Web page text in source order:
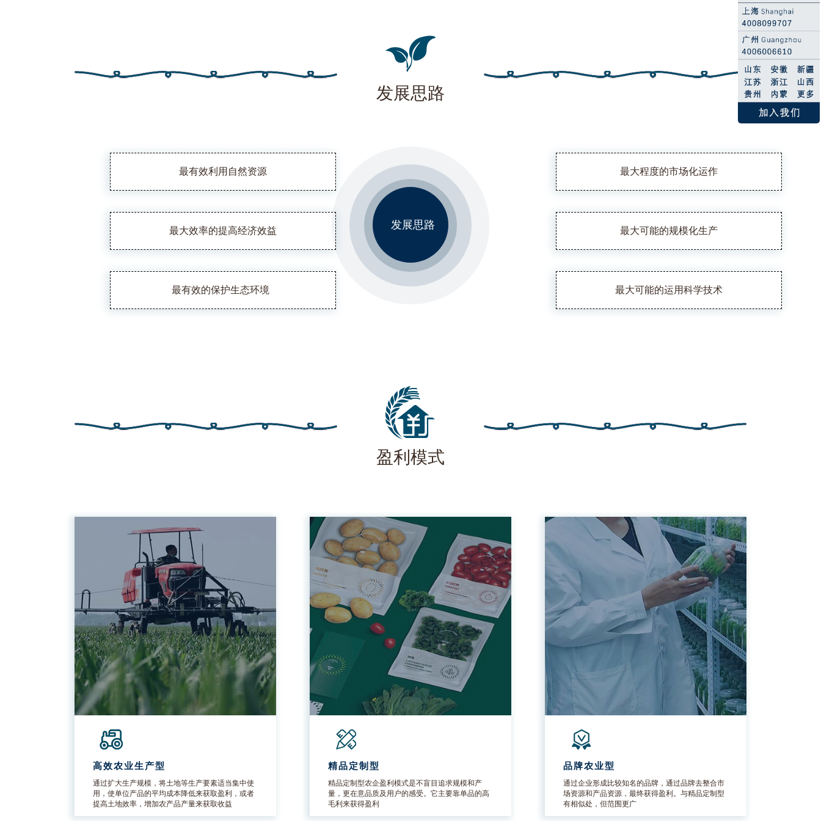
发展思路
最有效利用自然资源 最大程度的市场化运作
最大效率的提高经济效益 最大可能的规模化生产
最有效的保护生态环境 最大可能的运用科学技术
发展思路
盈利模式
高效农业生产型
通过扩大生产规模，将土地等生产要素适当集中使
用，使单位产品的平均成本降低来获取盈利，或者
提高土地效率，增加农产品产量来获取收益
精品定制型
精品定制型农企盈利模式是不盲目追求规模和产
量，更在意品质及用户的感受。它主要靠单品的高
毛利来获得盈利
品牌农业型
通过企业形成比较知名的品牌，通过品牌去整合市
场资源和产品资源，最终获得盈利。与精品定制型
有相似处，但范围更广